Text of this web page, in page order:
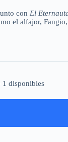
con El
el alfajor,
1 disponibles